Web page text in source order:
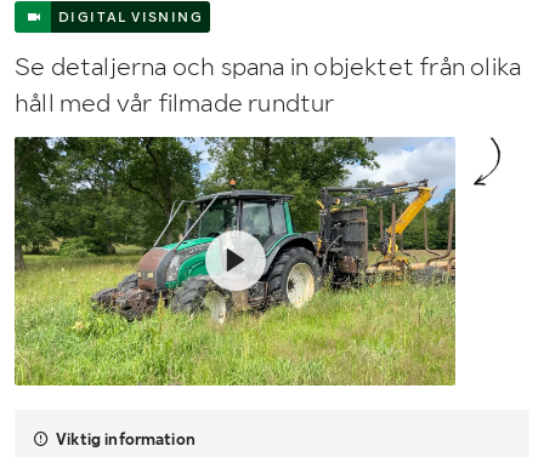
DIGITAL VISNING
Se detaljerna och spana in objektet från olika
håll med vår filmade rundtur
Viktig information